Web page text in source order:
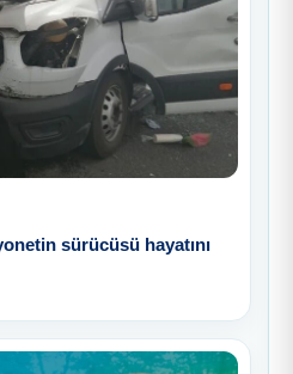
sürücüsü hayatını